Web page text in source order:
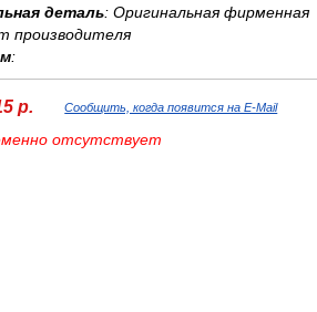
деталь: Оригинальная фирменная
производителя
:
р. Сообщить, когда появится на E-Mail
отсутствует